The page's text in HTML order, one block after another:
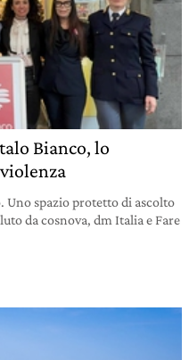
Bianco, lo
Uno spazio protetto di ascolto
da cosnova, dm Italia e Fare